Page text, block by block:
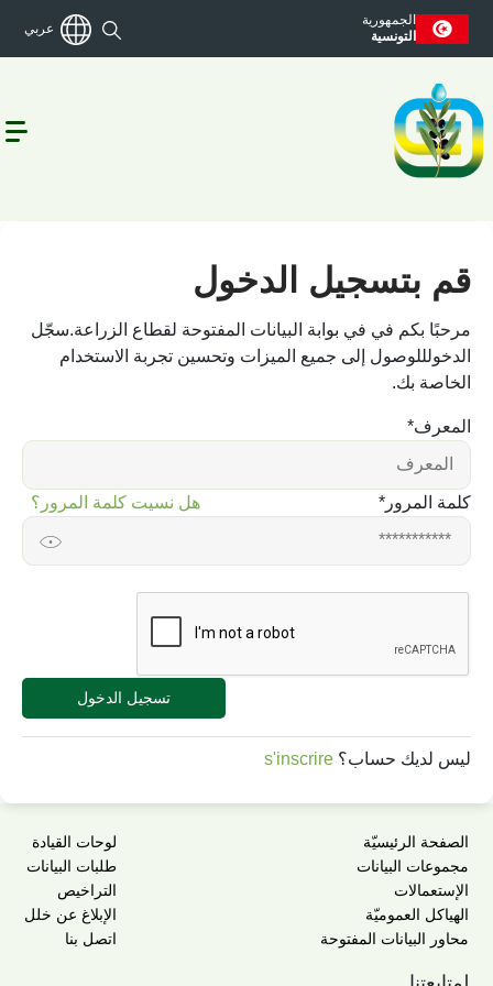
الجمهورية
التونسية
عربي
قم بتسجيل الدخول
مرحبًا بكم في في بوابة البيانات المفتوحة لقطاع الزراعة.سجّل
الدخولللوصول إلى جميع الميزات وتحسين تجربة الاستخدام
الخاصة بك.
المعرف*
كلمة المرور * هل نسيت كلمة المرور؟
تسجيل الدخول
ليس لديك حساب؟ s'inscrire
الصفحة الرئيسيّة
مجموعات البيانات
الإستعمالات
الهياكل العموميّة
محاور البيانات المفتوحة
لوحات القيادة
طلبات البيانات
التراخيص
الإبلاغ عن خلل
اتصل بنا